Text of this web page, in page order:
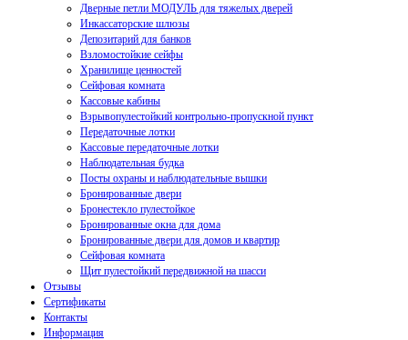
Дверные петли МОДУЛЬ для тяжелых дверей
Инкассаторские шлюзы
Депозитарий для банков
Взломостойкие сейфы
Хранилище ценностей
Сейфовая комната
Кассовые кабины
Взрывопулестойкий контрольно-пропускной пункт
Передаточные лотки
Кассовые передаточные лотки
Наблюдательная будка
Посты охраны и наблюдательные вышки
Бронированные двери
Бронестекло пулестойкое
Бронированные окна для дома
Бронированные двери для домов и квартир
Сейфовая комната
Щит пулестойкий передвижной на шасси
Отзывы
Сертификаты
Контакты
Информация